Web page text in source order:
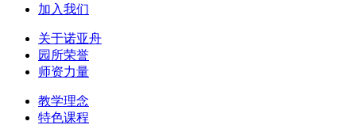
加入我们
关于诺亚舟
园所荣誉
师资力量
教学理念
特色课程